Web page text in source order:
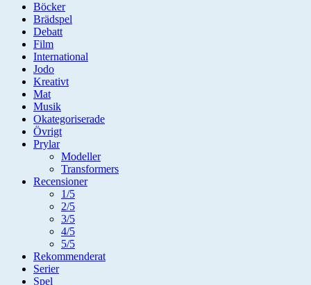
Böcker
Brädspel
Debatt
Film
International
Jodo
Kreativt
Mat
Musik
Okategoriserade
Övrigt
Prylar
Modeller
Transformers
Recensioner
1/5
2/5
3/5
4/5
5/5
Rekommenderat
Serier
Spel